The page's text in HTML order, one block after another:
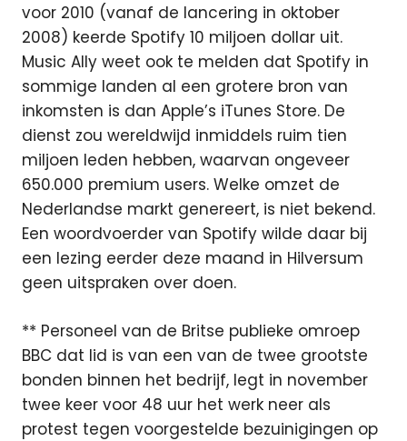
voor 2010 (vanaf de lancering in oktober
2008) keerde Spotify 10 miljoen dollar uit.
Music Ally weet ook te melden dat Spotify in
sommige landen al een grotere bron van
inkomsten is dan Apple’s iTunes Store. De
dienst zou wereldwijd inmiddels ruim tien
miljoen leden hebben, waarvan ongeveer
650.000 premium users. Welke omzet de
Nederlandse markt genereert, is niet bekend.
Een woordvoerder van Spotify wilde daar bij
een lezing eerder deze maand in Hilversum
geen uitspraken over doen.
** Personeel van de Britse publieke omroep
BBC dat lid is van een van de twee grootste
bonden binnen het bedrijf, legt in november
twee keer voor 48 uur het werk neer als
protest tegen voorgestelde bezuinigingen op